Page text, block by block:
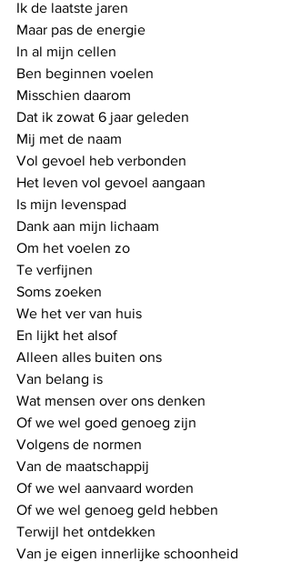
Ik de laatste jaren
Maar pas de energie
In al mijn cellen
Ben beginnen voelen
Misschien daarom
Dat ik zowat 6 jaar geleden
Mij met de naam
Vol gevoel heb verbonden
Het leven vol gevoel aangaan
Is mijn levenspad
Dank aan mijn lichaam
Om het voelen zo
Te verfijnen
Soms zoeken
We het ver van huis
En lijkt het alsof
Alleen alles buiten ons
Van belang is
Wat mensen over ons denken
Of we wel goed genoeg zijn
Volgens de normen
Van de maatschappij
Of we wel aanvaard worden
Of we wel genoeg geld hebben
Terwijl het ontdekken
Van je eigen innerlijke schoonheid